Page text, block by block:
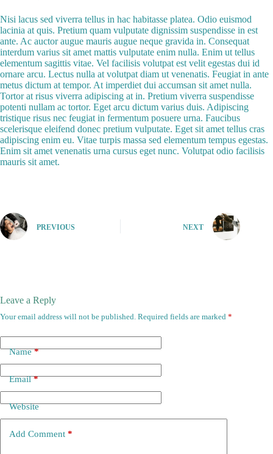
Nisi lacus sed viverra tellus in hac habitasse platea. Odio euismod
lacinia at quis. Pretium quam vulputate dignissim suspendisse in est
ante. Ac auctor augue mauris augue neque gravida in. Consequat
interdum varius sit amet mattis vulputate enim nulla. Enim ut tellus
elementum sagittis vitae. Vel facilisis volutpat est velit egestas dui id
ornare arcu. Lectus nulla at volutpat diam ut venenatis. Feugiat in ante
metus dictum at tempor. At imperdiet dui accumsan sit amet nulla.
Tortor at risus viverra adipiscing at in. Pretium viverra suspendisse
potenti nullam ac tortor. Eget arcu dictum varius duis. Adipiscing
tristique risus nec feugiat in fermentum posuere urna. Faucibus
scelerisque eleifend donec pretium vulputate. Eget sit amet tellus cras
adipiscing enim eu. Vitae turpis massa sed elementum tempus egestas.
Enim sit amet venenatis urna cursus eget nunc. Volutpat odio facilisis
mauris sit amet.
PREVIOUS NEXT
Leave a Reply
Your email address will not be published. Required fields are marked *
Name*
Email*
Website
Add Comment *